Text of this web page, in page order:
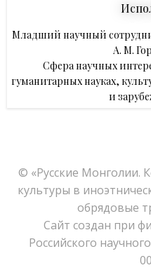
Младший научный
А. М.
Сфера научных
гуманитарных науках,
и
© «Русские Монголии.
культуры в
обрядовые
Сайт создан при
Российского